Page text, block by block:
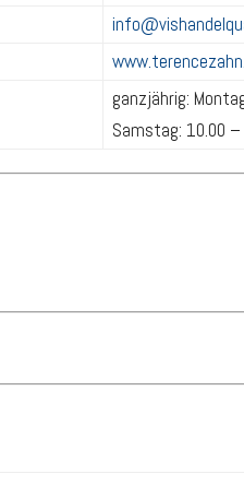
ganzjährig:
Samstag: 10.00 –